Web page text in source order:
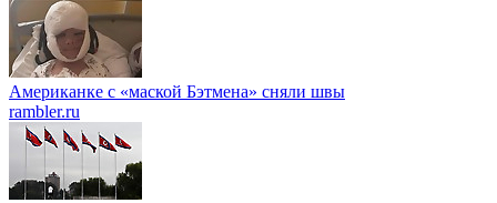
Американке с «маской Бэтмена» сняли швы
rambler.ru